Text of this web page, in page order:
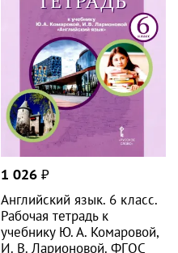
1 026 ₽
Английский язык. 6 класс.
Рабочая тетрадь к
учебнику Ю. А. Комаровой,
И. В. Ларионовой. ФГОС